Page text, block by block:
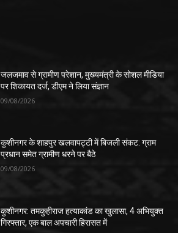
जलजमाव से ग्रामीण परेशान, मुख्यमंत्री के सोशल मीडिया
पर शिकायत दर्ज, डीएम ने लिया संज्ञान
09/08/2026
कुशीनगर के शाहपुर खलवापट्टी में बिजली संकट: ग्राम
प्रधान समेत ग्रामीण धरने पर बैठे
09/08/2026
कुशीनगर: तमकुहीराज हत्याकांड का खुलासा, 4 अभियुक्त
गिरफ्तार, एक बाल अपचारी हिरासत में